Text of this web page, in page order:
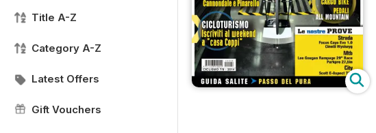
Title A-Z
Category A-Z
Latest Offers
Gift Vouchers